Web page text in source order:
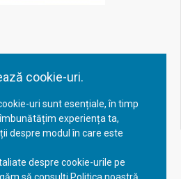
cookie-uri.
uri sunt esențiale, în timp
experiența ta,
despre modul în care este
despre cookie-urile pe